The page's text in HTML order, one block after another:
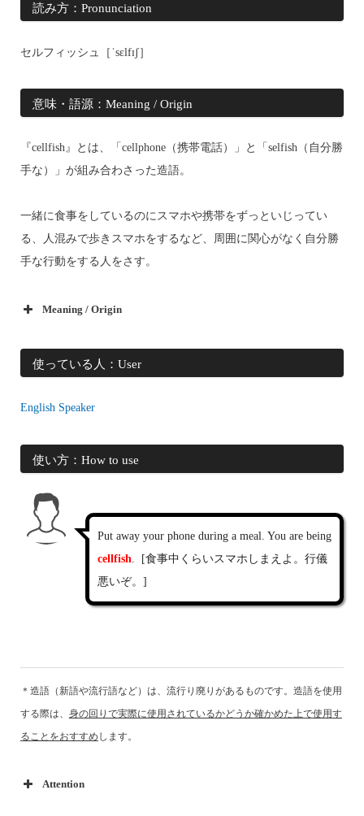
読み方：Pronunciation
セルフィッシュ［ˈsɛlfɪʃ］
意味・語源：Meaning / Origin
『cellfish』とは、「cellphone（携帯電話）」と「selfish（自分勝
手な）」が組み合わさった造語。
一緒に食事をしているのにスマホや携帯をずっといじってい
る、人混みで歩きスマホをするなど、周囲に関心がなく自分勝
手な行動をする人をさす。
Meaning / Origin
使っている人：User
English Speaker
使い方：How to use
Put away your phone during a meal. You are being
cellfish. [食事中くらいスマホしまえよ。行儀
悪いぞ。]
＊造語（新語や流行語など）は、流行り廃りがあるものです。造語を使用
する際は、 身の回りで実際に使用されているかどうか確かめた上で使用す
ることをおすすめ します。
Attention